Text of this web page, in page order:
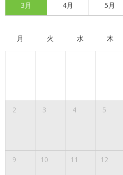
3月 4月 5月
月 火 水 木
2 3 4 5
9 10 11 12